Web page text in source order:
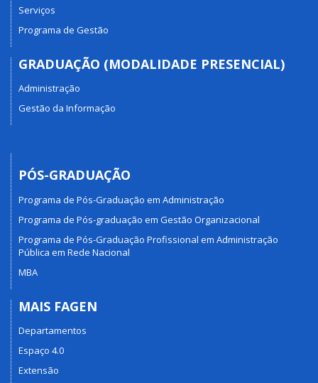
Serviços
Programa de Gestão
GRADUAÇÃO (MODALIDADE PRESENCIAL)
Administração
Gestão da Informação
PÓS-GRADUAÇÃO
Programa de Pós-Graduação em Administração
Programa de Pós-graduação em Gestão Organizacional
Programa de Pós-Graduação Profissional em Administração
Pública em Rede Nacional
MBA
MAIS FAGEN
Departamentos
Espaço 4.0
Extensão